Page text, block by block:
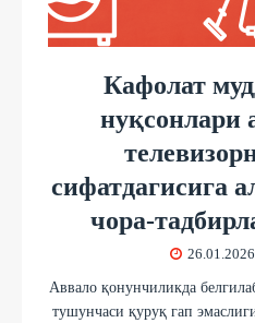
Кафолат
нуқсонлари
сифатдагисига
чора-
26.01.2026
Аввало қонунчиликда
тушунчаси қуруқ гап